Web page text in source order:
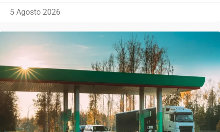
5 Agosto 2026